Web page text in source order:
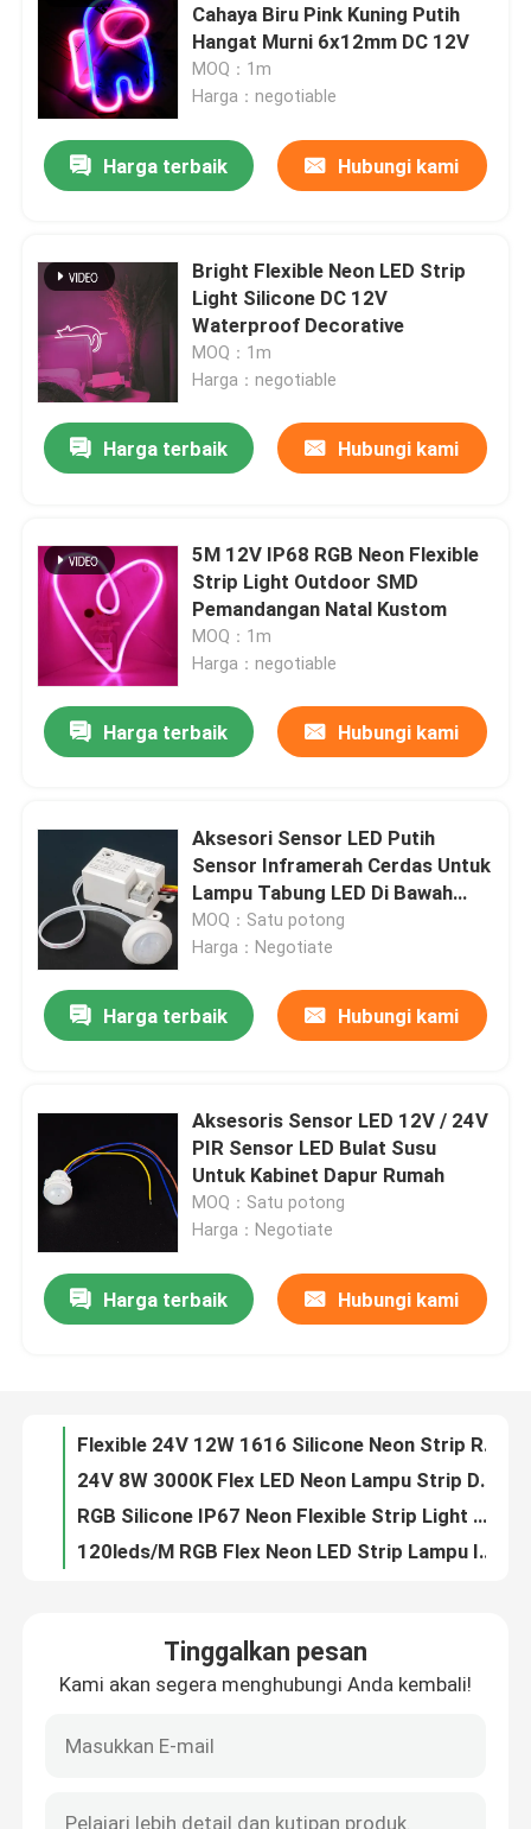
Rumah
Video
Wisata pabrik
Kontrol kualitas
Quote request suatu
Lampu Strip Neon LED
Cahaya Biru Pink Kuning Putih
Hangat Murni 6x12mm DC 12V
MOQ：1m
Harga：negotiable
Harga terbaik Hubungi kami
Bright Flexible Neon LED Strip
Light Silicone DC 12V
Waterproof Decorative
MOQ：1m
Harga：negotiable
Harga terbaik Hubungi kami
5M 12V IP68 RGB Neon Flexible
Strip Light Outdoor SMD
Pemandangan Natal Kustom
MOQ：1m
Harga：negotiable
Harga terbaik Hubungi kami
Aksesori Sensor LED Putih
Sensor Inframerah Cerdas Untuk
Lampu Tabung LED Di Bawah
Kabinet
MOQ：Satu potong
Harga：Negotiate
Harga terbaik Hubungi kami
Aksesoris Sensor LED 12V / 24V
PIR Sensor LED Bulat Susu
Untuk Kabinet Dapur Rumah
MOQ：Satu potong
Harga：Negotiate
Harga terbaik Hubungi kami
Flexible 24V 12W 1616 Silicone Neon Strip Rope Light
Neon Rope Light Flex Tube sisi atas lampu tikungan 24V silikon fleksibel dipimpin tali neon
Luar Ruangan IP67 24V Neon Silicone Strip Fleksibel 3000K 6000K
Tinggalkan pesan
Kami akan segera menghubungi Anda kembali!